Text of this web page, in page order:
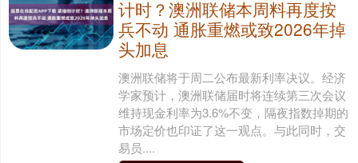
计时？澳洲联储本周料再度按
兵不动 通胀重燃或致2026年掉
头加息
澳洲联储将于周二公布最新利率决议。经济
学家预计，澳洲联储届时将连续第三次会议
维持现金利率为3.6%不变，隔夜指数掉期的
市场定价也印证了这一观点。与此同时，交
易员....